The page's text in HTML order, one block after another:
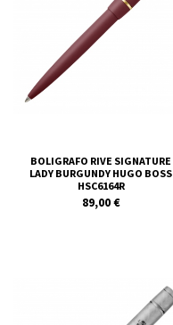
BOLIGRAFO RIVE SIGNATURE
LADY BURGUNDY HUGO BOSS
HSC6164R
89,00 €